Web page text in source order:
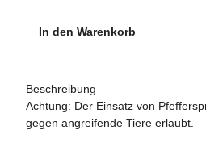
In den Warenkorb
Beschreibung
Achtung: Der Einsatz von
gegen angreifende Tiere erlaubt.